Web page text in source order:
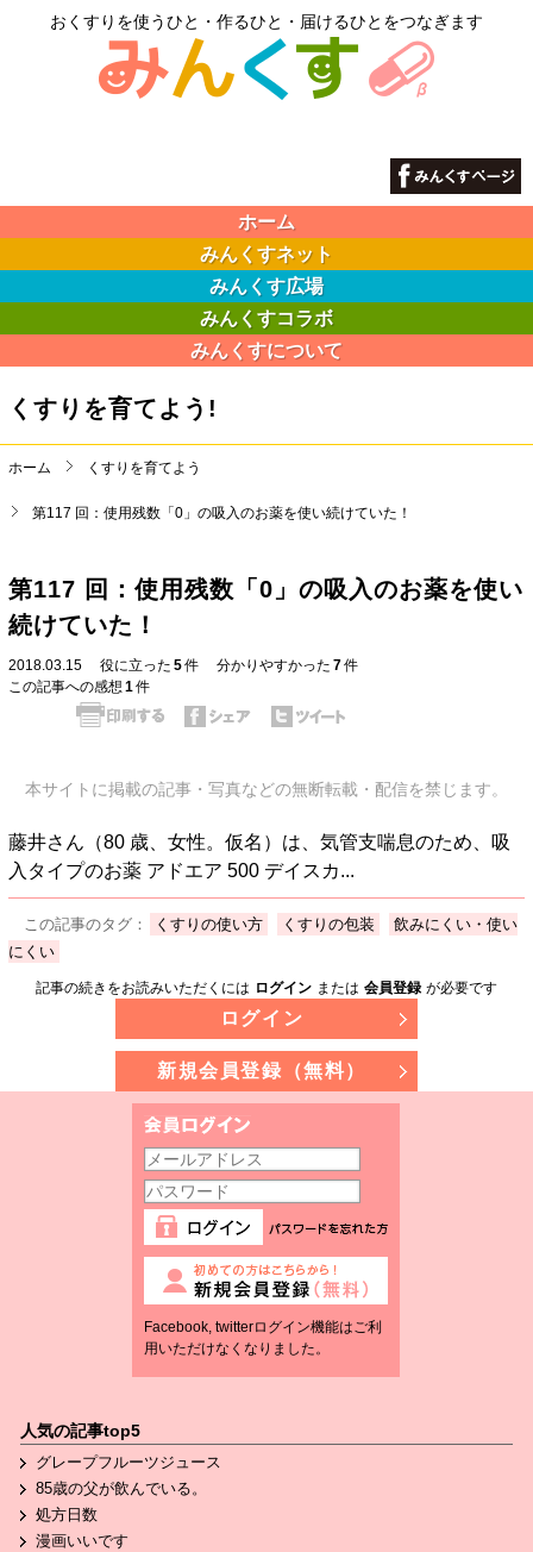
おくすりを使うひと・作るひと・届けるひとをつなぎます
ホーム
みんくすネット
みんくす広場
みんくすコラボ
みんくすについて
くすりを育てよう!
ホーム くすりを育てよう
第117 回：使用残数「0」の吸入のお薬を使い続けていた！
第117 回：使用残数「0」の吸入のお薬を使い
続けていた！
2018.03.15 役に立った 5件 分かりやすかった 7件
この記事への感想 1件
本サイトに掲載の記事・写真などの無断転載・配信を禁じます。
藤井さん（80 歳、女性。仮名）は、気管支喘息のため、吸
入タイプのお薬 アドエア 500 デイスカ...
この記事のタグ： くすりの使い方 くすりの包装
飲みにくい・使い
にくい
記事の続きをお読みいただくには ログイン または 会員登録 が必要です
ログイン
新規会員登録（無料）
Facebook, twitterログイン機能はご利
用いただけなくなりました。
人気の記事top5
グレープフルーツジュース
85歳の父が飲んでいる。
処方日数
漫画いいです